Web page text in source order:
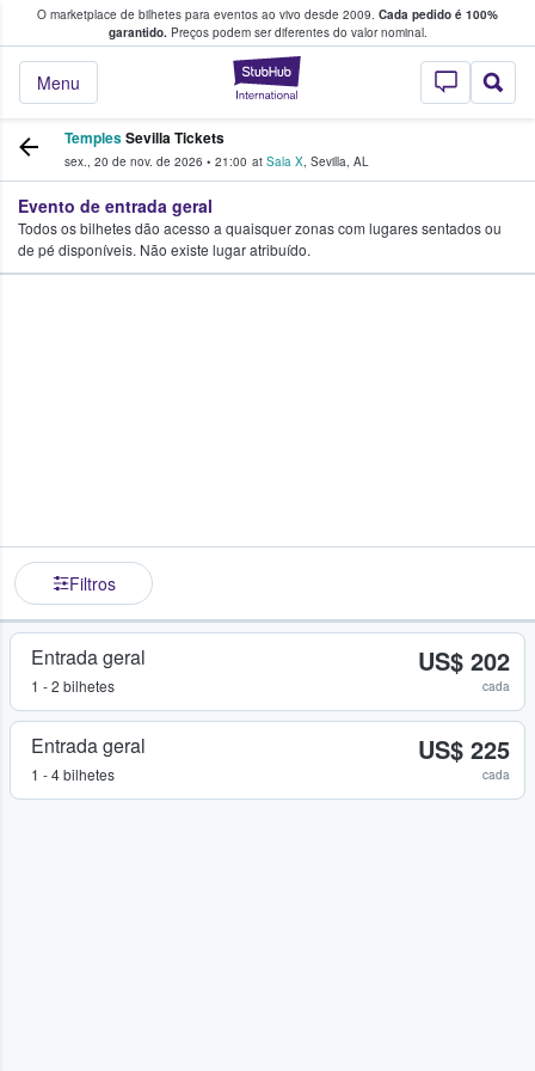
O marketplace de bilhetes para eventos ao vivo desde 2009. Cada pedido é 100%
garantido.Preços podem ser diferentes do valor nominal.
StubHub – onde
Menu
fãs compram e vendem bilhetes
TemplesSevilla Tickets
sex., 20 de nov. de 2026 • 21:00 at Sala X, Sevilla, AL
Evento de entrada geral
Todos os bilhetes dão acesso a quaisquer zonas com lugares sentados ou
de pé disponíveis. Não existe lugar atribuído.
Filtros
Entrada geral
1 - 2 bilhetes
US$ 202
cada
Entrada geral
1 - 4 bilhetes
US$ 225
cada